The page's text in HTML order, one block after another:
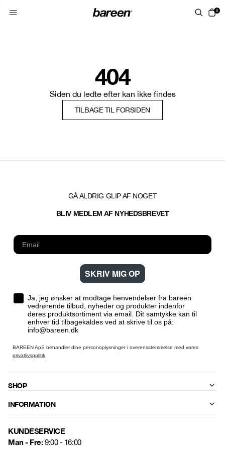
0
404
Siden du ledte efter kan ikke findes
TILBAGE TIL FORSIDEN
GÅ ALDRIG GLIP AF NOGET
BLIV MEDLEM AF NYHEDSBREVET
SKRIV MIG OP
Ja, jeg ønsker at modtage henvendelser fra bareen
vedrørende tilbud, nyheder og produkter indenfor
deres produktsortiment via email. Dit samtykke kan til
enhver tid tilbagekaldes ved at skrive til os på:
info@bareen.dk
BAREEN ApS behandler dine personoplysninger i overensstemmelse med vores
privatlivspolitik
SHOP
INFORMATION
KUNDESERVICE
Man - Fre:9:00 - 16:00